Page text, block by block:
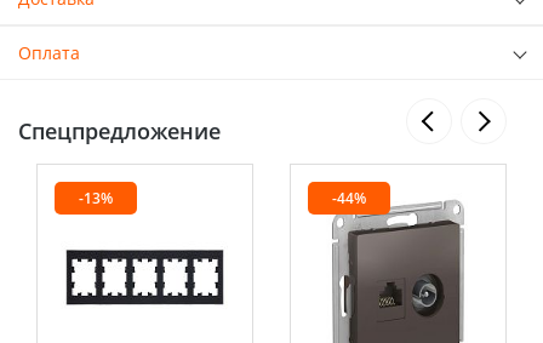
Оплата
Спецпредложение
-13% -44%